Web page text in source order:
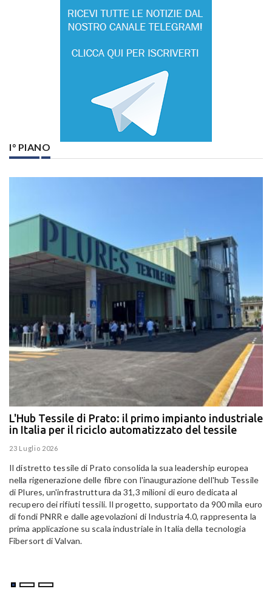
I° PIANO
L'Hub Tessile di Prato: il primo impianto industriale
in Italia per il riciclo automatizzato del tessile
23 Luglio 2026
Il distretto tessile di Prato consolida la sua leadership europea
nella rigenerazione delle fibre con l'inaugurazione dell'hub Tessile
di Plures, un'infrastruttura da 31,3 milioni di euro dedicata al
recupero dei rifiuti tessili. Il progetto, supportato da 900 mila euro
di fondi PNRR e dalle agevolazioni di Industria 4.0, rappresenta la
prima applicazione su scala industriale in Italia della tecnologia
Fibersort di Valvan.